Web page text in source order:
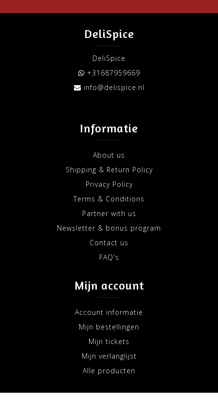
DeliSpice
DeliSpice
+31687959669
info@delispice.nl
Informatie
About us
Shipping & Return Policy
Privacy Policy
Terms & Conditions
Partner with us
Newsletter & bonus program
Contact us
FAQ's
Mijn account
Account informatie
Mijn bestellingen
Mijn tickets
Mijn verlanglijst
Alle producten